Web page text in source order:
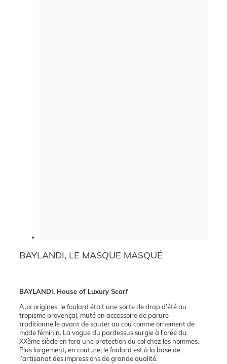
BAYLANDI, LE MASQUE MASQUÉ
BAYLANDI, House of Luxury Scarf
Aux origines, le foulard était une sorte de drap d’été au
tropisme provençal, muté en accessoire de parure
traditionnelle avant de sauter au cou comme ornement de
mode féminin. La vogue du pardessus surgie à l’orée du
XXème siècle en fera une protection du col chez les hommes.
Plus largement, en couture, le foulard est à la base de
l’artisanat des impressions de grande qualité.